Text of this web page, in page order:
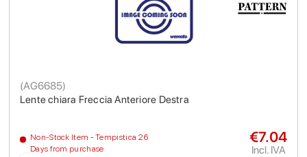
Lente chiara Freccia Anteriore Destra
(AG6685)
Non-Stock Item - Tempistica 26
Days from purchase
€7.04
Incl. IVA